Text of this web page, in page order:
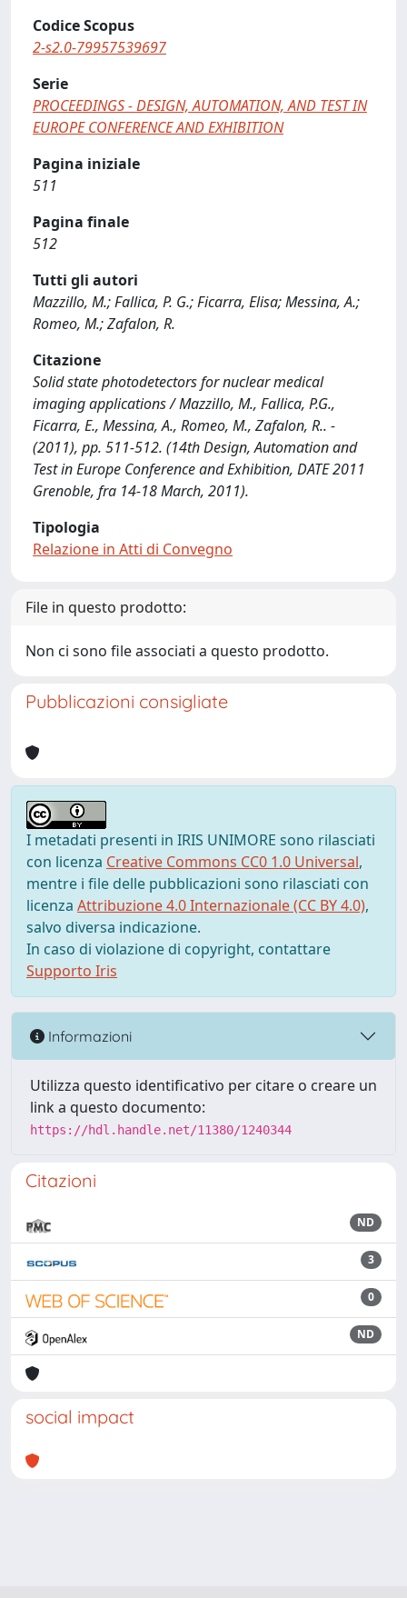
Codice Scopus
2-s2.0-79957539697
Serie
PROCEEDINGS - DESIGN, AUTOMATION, AND TEST IN
EUROPE CONFERENCE AND EXHIBITION
Pagina iniziale
511
Pagina finale
512
Tutti gli autori
Mazzillo, M.; Fallica, P. G.; Ficarra, Elisa; Messina, A.;
Romeo, M.; Zafalon, R.
Citazione
Solid state photodetectors for nuclear medical
imaging applications / Mazzillo, M., Fallica, P.G.,
Ficarra, E., Messina, A., Romeo, M., Zafalon, R.. -
(2011), pp. 511-512. (14th Design, Automation and
Test in Europe Conference and Exhibition, DATE 2011
Grenoble, fra 14-18 March, 2011).
Tipologia
Relazione in Atti di Convegno
File in questo prodotto:
Non ci sono file associati a questo prodotto.
Pubblicazioni consigliate
I metadati presenti in IRIS UNIMORE sono rilasciati
con licenza Creative Commons CC0 1.0 Universal,
mentre i file delle pubblicazioni sono rilasciati con
licenza Attribuzione 4.0 Internazionale (CC BY 4.0),
salvo diversa indicazione.
In caso di violazione di copyright, contattare
Supporto Iris
Informazioni
Utilizza questo identificativo per citare o creare un
link a questo documento:
https://hdl.handle.net/11380/1240344
Citazioni
ND
3
0
ND
social impact